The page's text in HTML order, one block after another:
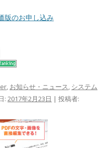
版のお申し込み
, お知らせ・ニュース, システム
: 2017年2月23日 | 投稿者: